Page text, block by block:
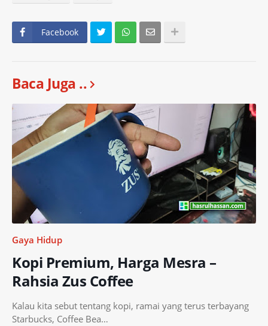
Facebook
Baca Juga ..
Gaya Hidup
Kopi Premium, Harga Mesra –
Rahsia Zus Coffee
Kalau kita sebut tentang kopi, ramai yang terus terbayang
Starbucks, Coffee Bea…